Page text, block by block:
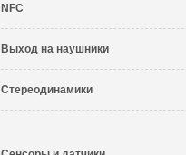
NFC
Выход на наушники
Стереодинамики